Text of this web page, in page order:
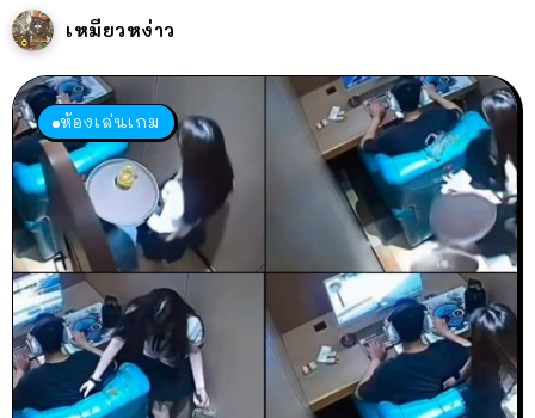
เหมียวหง่าว
ห้องเล่นเกม